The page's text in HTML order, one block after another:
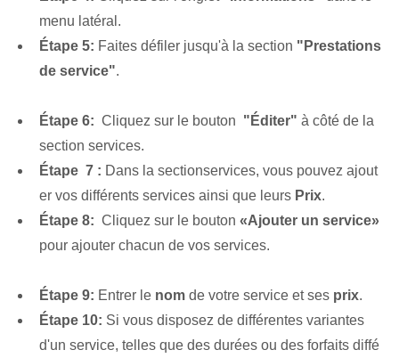
menu latéral.
Étape 5: Faites défiler jusqu'à la section "Prestations
de service".
Étape 6: ‍ Cliquez sur le bouton ⁤ "Éditer" à côté de la
section services.
Étape ⁢ 7 : Dans la section‌services, vous pouvez ajout
er vos différents services ainsi que leurs Prix.
Étape 8: ⁣ Cliquez sur le bouton «Ajouter un service»
pour ajouter chacun de vos services.
Étape 9: Entrer le nom de​ votre‌ service et⁢ ses prix.
Étape 10: Si vous disposez de différentes variantes
d'un service, telles que des durées ou des forfaits diffé